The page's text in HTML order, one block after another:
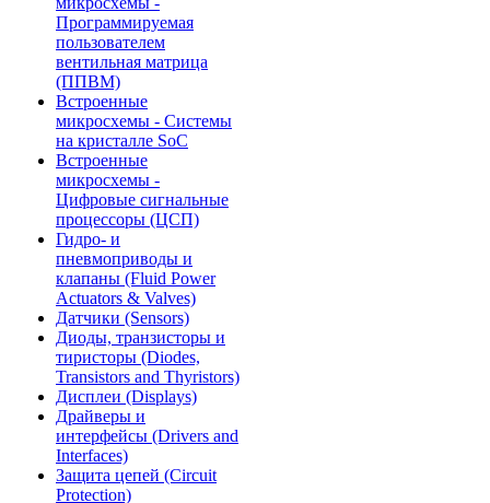
Программируемая
пользователем
вентильная матрица
(ППВМ)
Встроенные
микросхемы - Системы
на кристалле SoC
Встроенные
микросхемы -
Цифровые сигнальные
процессоры (ЦСП)
Гидро- и
пневмоприводы и
клапаны (Fluid Power
Actuators & Valves)
Датчики (Sensors)
Диоды, транзисторы и
тиристоры (Diodes,
Transistors and Thyristors)
Дисплеи (Displays)
Драйверы и
интерфейсы (Drivers and
Interfaces)
Защита цепей (Circuit
Protection)